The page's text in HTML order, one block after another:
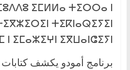
ⵉⵎⵍⵍⴰ ⵜⵉⵔⵔⴰ ⵏ
ⵜⵉⴽⵏⴰⵕⵉⵢⵉⵏ
ⵏ ⵉⵎⴰⵣⵉⵖⵏ ⵉⴳⵡⴰⵏⵛⵉⵢⵏ
برنامج أمودو يكشف كتابات